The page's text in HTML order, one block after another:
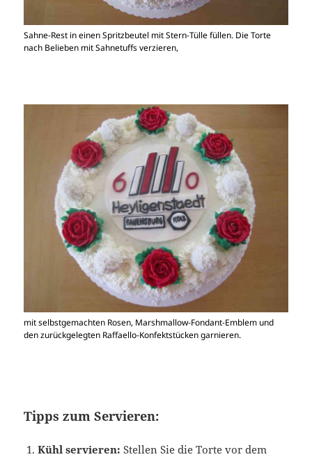
Sahne-Rest in einen Spritzbeutel mit Stern-Tülle füllen. Die Torte
nach Belieben mit Sahnetuffs verzieren,
mit selbstgemachten Rosen, Marshmallow-Fondant-Emblem und
den zurückgelegten Raffaello-Konfektstücken garnieren.
Tipps zum Servieren:
Kühl servieren: Stellen Sie die Torte vor dem